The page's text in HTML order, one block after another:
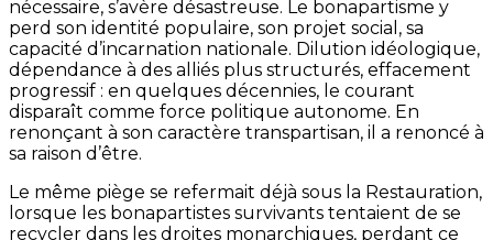
nécessaire, s’avère désastreuse. Le bonapartisme y
perd son identité populaire, son projet social, sa
capacité d’incarnation nationale. Dilution idéologique,
dépendance à des alliés plus structurés, effacement
progressif : en quelques décennies, le courant
disparaît comme force politique autonome. En
renonçant à son caractère transpartisan, il a renoncé à
sa raison d’être.
Le même piège se refermait déjà sous la Restauration,
lorsque les bonapartistes survivants tentaient de se
recycler dans les droites monarchiques, perdant ce